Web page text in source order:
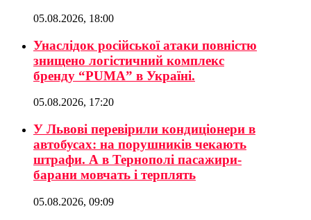
05.08.2026, 18:00
Унаслідок російської атаки повністю
знищено логістичний комплекс
бренду “PUMA” в Україні.
05.08.2026, 17:20
У Львові перевірили кондиціонери в
автобусах: на порушників чекають
штрафи. А в Тернополі пасажири-
барани мовчать і терплять
05.08.2026, 09:09